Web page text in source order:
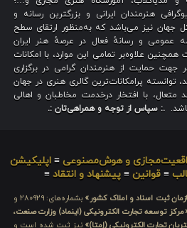
هنرمندان ایرانی و بزرگترین رسانه و
جهان نیز می‌باشد که به‌منظور ارتقای سطح
عمومی و رسانهٔ فعال در عرصهٔ هنر ایران
علاوه‌بر تمامی این موارد، با امکانات
جهت حمایت از هنرمندان گرامی در برگزاری
توانسته پرامکانات‌ترین گالری هنری در جهان
متعال، با افتخار درخدمت مخاطبان و اهالی
.: سپاس از توجه و همراهی‌تان :.
و هوش‌مصنوعی ≡ اپلیکیشن
≡قوانین ≡پیشنهاد و انتقاد ≡
ثبت اسناد و املاک کشور»
بشماره‌های: ۲۸۰۹۲۹ و
توسعه تجارت الکترونیکی (اینماد) وزارت صنعت،
تجارت الکترونیکی (اِمتا)» نیز ثبت شده است و